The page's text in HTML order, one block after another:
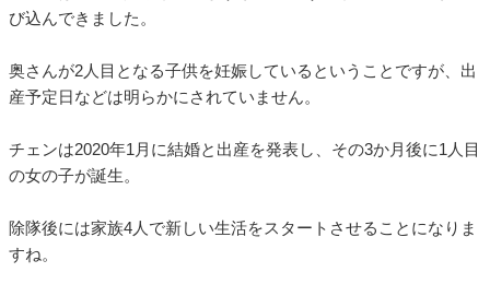
び込んできました。
奥さんが2人目となる子供を妊娠しているということですが、出
産予定日などは明らかにされていません。
チェンは2020年1月に結婚と出産を発表し、その3か月後に1人目
の女の子が誕生。
除隊後には家族4人で新しい生活をスタートさせることになりま
すね。